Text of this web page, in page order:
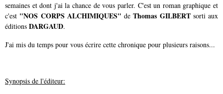
semaines et dont j'ai la chance de vous parler. C'est un roman graphique et
c'est "NOS CORPS ALCHIMIQUES" deThomas GILBERTsorti aux
éditions DARGAUD.
J'ai mis du temps pour vous écrire cette chronique pour plusieurs raisons...
Synopsis de l'éditeur: